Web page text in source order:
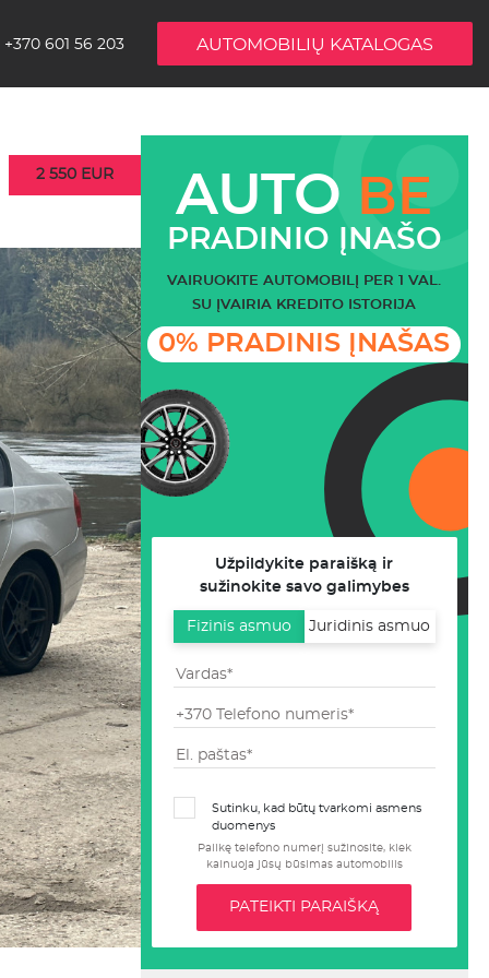
+370 601 56 203 AUTOMOBILIŲ KATALOGAS
2 550 EUR AUTO BE
PRADINIO ĮNAŠO
VAIRUOKITE AUTOMOBILĮ PER 1 VAL.
SU ĮVAIRIA KREDITO ISTORIJA
0% PRADINIS ĮNAŠAS
Užpildykite paraišką ir
sužinokite savo galimybes
Fizinis asmuo Juridinis asmuo
Sutinku, kad būtų tvarkomi asmens
duomenys
Palikę telefono numerį sužinosite, kiek
kainuoja jūsų būsimas automobilis
PATEIKTI PARAIŠKĄ